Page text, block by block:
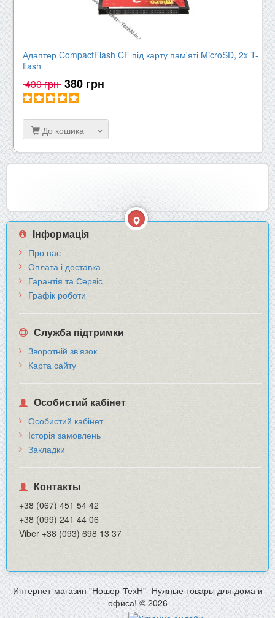
Адаптер CompactFlash CF під карту пам'яті MicroSD, 2x T-
flash
430 грн 380 грн
До кошика
Інформація
Про нас
Оплата і доставка
Гарантія та Сервіс
Графік роботи
Служба підтримки
Зворотній зв’язок
Карта сайту
Особистий кабінет
Особистий кабінет
Історія замовлень
Закладки
Контакты
+38 (067) 451 54 42
+38 (099) 241 44 06
Viber +38 (093) 698 13 37
Интернет-магазин "Ношер-ТехН"- Нужные товары для дома и
офиса! © 2026